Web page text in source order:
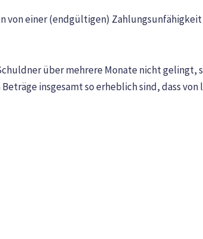
von einer (endgültigen)
über mehrere Monate nicht
insgesamt so erheblich sind, dass